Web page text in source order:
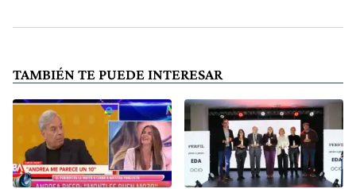
TAMBIÉN TE PUEDE INTERESAR